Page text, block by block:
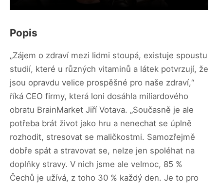
Popis
„Zájem o zdraví mezi lidmi stoupá, existuje spoustu
studií, které u různých vitaminů a látek potvrzují, že
jsou opravdu velice prospěšné pro naše zdraví,“
říká CEO firmy, která loni dosáhla miliardového
obratu BrainMarket Jiří Votava. „Současně je ale
potřeba brát život jako hru a nenechat se úplně
rozhodit, stresovat se maličkostmi. Samozřejmě
dobře spát a stravovat se, nelze jen spoléhat na
doplňky stravy. V nich jsme ale velmoc, 85 %
Čechů je užívá, z toho 30 % každý den. Je to pro